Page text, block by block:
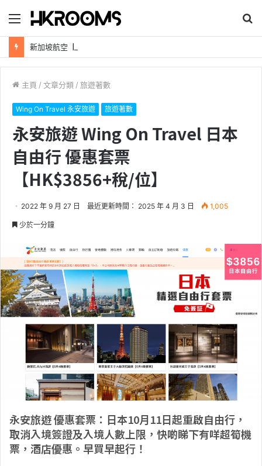
目
錄
尋
主頁 / 文章分類 / 旅遊著數
Wing On Travel 永安旅遊 旅遊著數
永安旅遊 Wing On Travel 日本
自由行 優惠套票
【HK$3856+稅/位】
2022 年 9 月 27 日 最近更新時間： 2025 年 4 月 3 日 1,005
少於一分鐘
永安旅遊 優惠套票：日本10月11日起重啟自由行，
取消入境簽證及入境人數上限，快啲睇下有咩超筍機
票，酒店優惠。早買早起行！